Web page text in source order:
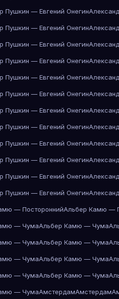
Пушкин — Евгений Онегин
Пушкин — Евгений Онегин
Пушкин — Евгений Онегин
Пушкин — Евгений Онегин
Пушкин — Евгений Онегин
Пушкин — Евгений Онегин
Пушкин — Евгений Онегин
Пушкин — Евгений Онегин
Пушкин — Евгений Онегин
Пушкин — Евгений Онегин
Пушкин — Евгений Онегин
Пушкин — Евгений Онегин
— ПостороннийАльбер Камю —
— ЧумаАльбер Камю — Чума
— ЧумаАльбер Камю — Чума
— ЧумаАльбер Камю — Чума
— ЧумаАльбер Камю — Чума
— ЧумаАмстердамАмстердам